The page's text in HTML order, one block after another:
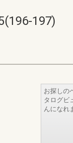
197)
お探しの
タログビ
んになれ